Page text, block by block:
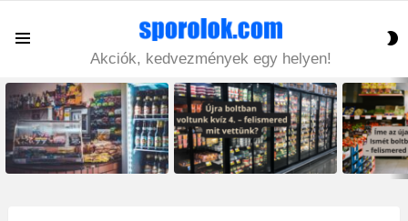
Akciók, kedvezmények egy helyen!
LATEST
STORIES